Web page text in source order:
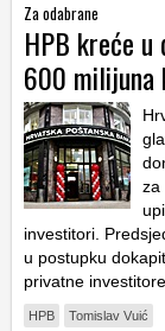
Za odabrane
HPB kreće
600 milijuna
za
investitori.
u postupku
privatne
HPB Tomislav Vuić